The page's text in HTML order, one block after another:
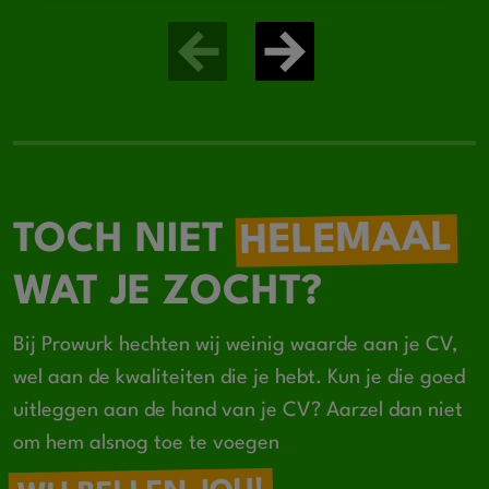
TOCH NIETHELEMAAL
WAT JE ZOCHT?
Bij Prowurk hechten wij weinig waarde aan je CV,
wel aan de kwaliteiten die je hebt. Kun je die goed
uitleggen aan de hand van je CV? Aarzel dan niet
om hem alsnog toe te voegen